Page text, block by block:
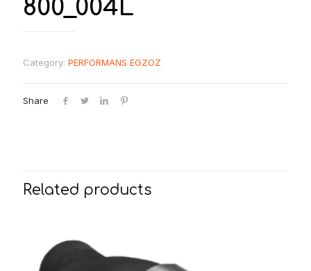
800_004L
Category: PERFORMANS EGZOZ
Share
Related products